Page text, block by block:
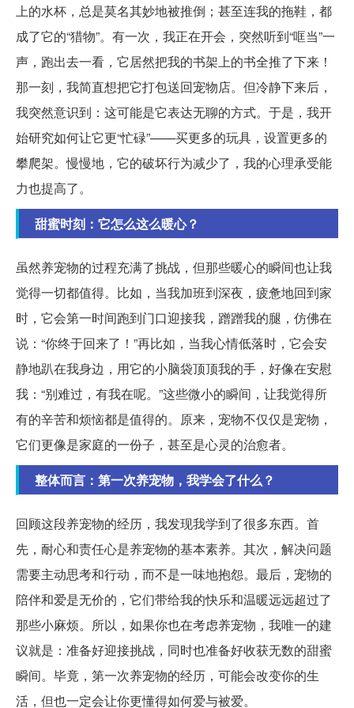
上的水杯，总是莫名其妙地被推倒；甚至连我的拖鞋，都
成了它的“猎物”。有一次，我正在开会，突然听到“哐当”一
声，跑出去一看，它居然把我的书架上的书全推了下来！
那一刻，我简直想把它打包送回宠物店。但冷静下来后，
我突然意识到：这可能是它表达无聊的方式。于是，我开
始研究如何让它更“忙碌”——买更多的玩具，设置更多的
攀爬架。慢慢地，它的破坏行为减少了，我的心理承受能
力也提高了。
甜蜜时刻：它怎么这么暖心？
虽然养宠物的过程充满了挑战，但那些暖心的瞬间也让我
觉得一切都值得。比如，当我加班到深夜，疲惫地回到家
时，它会第一时间跑到门口迎接我，蹭蹭我的腿，仿佛在
说：“你终于回来了！”再比如，当我心情低落时，它会安
静地趴在我身边，用它的小脑袋顶顶我的手，好像在安慰
我：“别难过，有我在呢。”这些微小的瞬间，让我觉得所
有的辛苦和烦恼都是值得的。原来，宠物不仅仅是宠物，
它们更像是家庭的一份子，甚至是心灵的治愈者。
整体而言：第一次养宠物，我学会了什么？
回顾这段养宠物的经历，我发现我学到了很多东西。首
先，耐心和责任心是养宠物的基本素养。其次，解决问题
需要主动思考和行动，而不是一味地抱怨。最后，宠物的
陪伴和爱是无价的，它们带给我的快乐和温暖远远超过了
那些小麻烦。所以，如果你也在考虑养宠物，我唯一的建
议就是：准备好迎接挑战，同时也准备好收获无数的甜蜜
瞬间。毕竟，第一次养宠物的经历，可能会改变你的生
活，但也一定会让你更懂得如何爱与被爱。